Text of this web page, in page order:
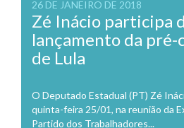
26 DE JANEIRO DE 2018
Zé Inácio participa
lançamento da
de Lula
O Deputado Estadual (PT) Zé
quinta-feira 25/01, na reunião da
Partido dos Trabalhadores...